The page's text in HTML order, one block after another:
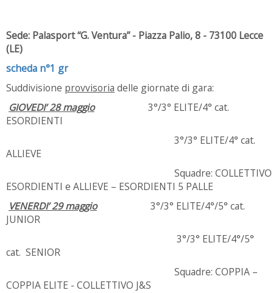
Sede: Palasport “G. Ventura” - Piazza Palio, 8 - 73100 Lecce
(LE)
scheda n°1 gr
Suddivisione provvisoria delle giornate di gara:
GIOVEDI’ 28 maggio3°/3° ELITE/4° cat.
ESORDIENTI
3°/3° ELITE/4° cat.
ALLIEVE
Squadre: COLLETTIVO
ESORDIENTI e ALLIEVE – ESORDIENTI 5 PALLE
VENERDI’ 29 maggio3°/3° ELITE/4°/5° cat.
JUNIOR
3°/3° ELITE/4°/5°
cat. SENIOR
Squadre: COPPIA –
COPPIA ELITE - COLLETTIVO J&S